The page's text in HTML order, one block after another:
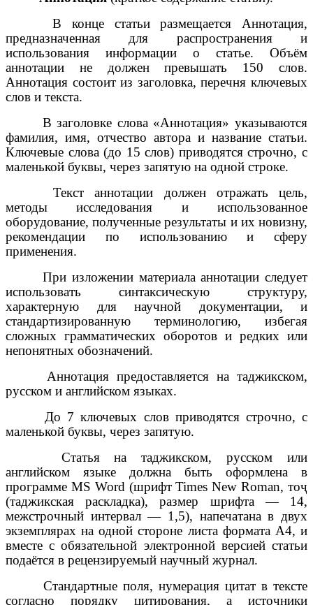
В конце статьи размещается Аннотация,
предназначенная для распространения и
использования информации о статье. Объём
аннотации не должен превышать 150 слов.
Аннотация состоит из заголовка, перечня ключевых
слов и текста.
В заголовке слова «Аннотация» указываются
фамилия, имя, отчество автора и название статьи.
Ключевые слова (до 15 слов) приводятся строчно, с
маленькой буквы, через запятую на одной строке.
Текст аннотации должен отражать цель,
методы исследования и использованное
оборудование, полученные результаты и их новизну,
рекомендации по использованию и сферу
применения.
При изложении материала аннотации следует
использовать синтаксическую структуру,
характерную для научной документации, и
стандартизированную терминологию, избегая
сложных грамматических оборотов и редких или
непонятных обозначений.
Аннотация предоставляется на таджикском,
русском и английском языках.
До 7 ключевых слов приводятся строчно, с
маленькой буквы, через запятую.
Статья на таджикском, русском или
английском языке должна быть оформлена в
программе MS Word (шрифт Times New Roman, тоҷ
(таджикская раскладка), размер шрифта — 14,
межстрочный интервал — 1,5), напечатана в двух
экземплярах на одной стороне листа формата А4, и
вместе с обязательной электронной версией статьи
подаётся в рецензируемый научный журнал.
Стандартные поля, нумерация цитат в тексте
согласно порядку цитирования, а источники